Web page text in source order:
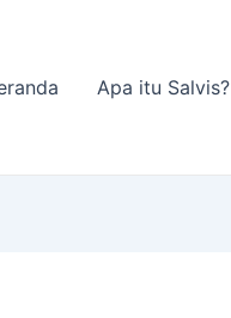
Apa itu Salvis?